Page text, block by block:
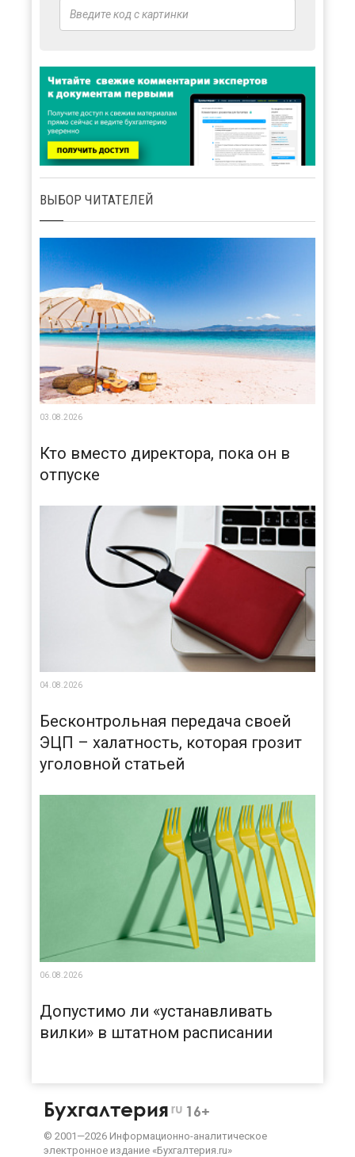
ВЫБОР ЧИТАТЕЛЕЙ
03.08.2026
Кто вместо директора, пока он в
отпуске
04.08.2026
Бесконтрольная передача своей
ЭЦП – халатность, которая грозит
уголовной статьей
06.08.2026
Допустимо ли «устанавливать
вилки» в штатном расписании
Бухгалтерия ru 16+
© 2001—2026 Информационно-аналитическое
электронное издание «Бухгалтерия.ru»